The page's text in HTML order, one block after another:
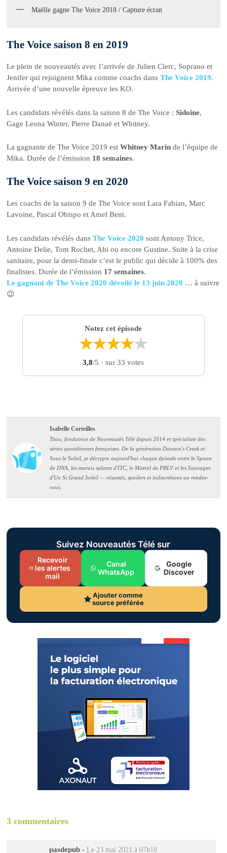
Maëlle gagne The Voice 2018 / Capture écran
The Voice saison 8 en 2019
Le plein de nouveautés avec l’arrivée de Julien Clerc, Soprano et
Jenifer qui rejoignent Mika comme coachs dansThe Voice 2019.
Arrivée d’une nouvelle épreuve les KO.
Les candidats révélés dans la saison 8 de The Voice :Sidoine,
Gage Leona Winter, Pierre Danaë et Whitney.
La gagnante de The Voice 2019 estWhitney Marin de l’équipe de
Mika. Durée de l’émission 18 semaines.
The Voice saison 9 en 2020
Les coachs de la saison 9 de The Voice sont Lara Fabian, Marc
Lavoine, Pascal Obispo et Amel Bent.
Les candidats révélés dansThe Voice 2020 sont Antony Trice,
Antoine Delie, Tom Rochet, Abi ou encore Gustine. Suite à la crise
sanitaire, pour la demi-finale c’est le public qui décide à 100% des
finalistes. Durée de l’émission 17 semaines.
Le gagnant de The Voice 2020 dévoilé le 13 juin 2020 … à suivre
😉
Notez cet épisode
★★★★★
3,8/5 · sur 33 votes
Isabelle Corteilles
Titou, fondatrice de Nouveautés Télé depuis 2014 et spécialiste des
séries quotidiennes françaises. De la génération Dawson's Creek et
Sous le Soleil, je décrypte aujourd'hui chaque épisode entre le Spoon
de DNA, les marais salants d'ITC, le Mistral de PBLV et les Sauvages
d'Un Si Grand Soleil — résumés, spoilers et indiscrétions au rendez-
vous.
Suivez Nouveautés Télé sur
Recevoir
les alertes
mail
Canal
WhatsApp
Google
Discover
Ajouter comme
source préférée
3 commentaires
pasdepub - Le 23 mai 2021 à 07h18